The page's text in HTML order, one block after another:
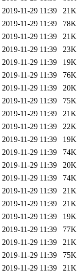
2019-11-29 11:39
21K
2019-11-29 11:39
78K
2019-11-29 11:39
21K
2019-11-29 11:39
23K
2019-11-29 11:39
19K
2019-11-29 11:39
76K
2019-11-29 11:39
20K
2019-11-29 11:39
75K
2019-11-29 11:39
21K
2019-11-29 11:39
22K
2019-11-29 11:39
19K
2019-11-29 11:39
74K
2019-11-29 11:39
20K
2019-11-29 11:39
74K
2019-11-29 11:39
21K
2019-11-29 11:39
21K
2019-11-29 11:39
19K
2019-11-29 11:39
77K
2019-11-29 11:39
21K
2019-11-29 11:39
75K
2019-11-29 11:39
21K